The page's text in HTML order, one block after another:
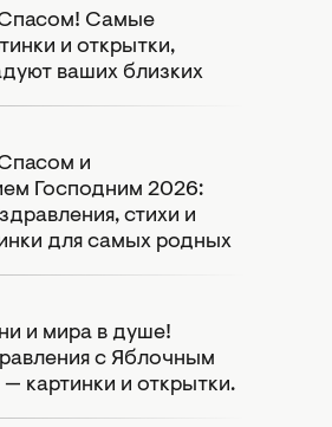
Самые
и открытки,
ваших близких
и
Господним 2026:
стихи и
для самых родных
и мира в душе!
с Яблочным
картинки и открытки.